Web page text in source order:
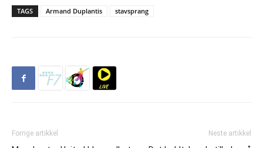
TAGS Armand Duplantis stavsprang
Forrige artikkel Neste artikkel